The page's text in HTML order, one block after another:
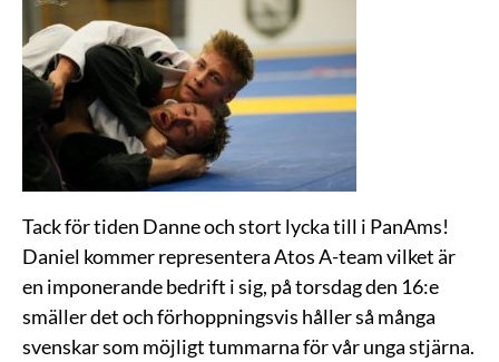
Tack för tiden Danne och stort lycka till i PanAms!
Daniel kommer representera Atos A-team vilket är
en imponerande bedrift i sig, på torsdag den 16:e
smäller det och förhoppningsvis håller så många
svenskar som möjligt tummarna för vår unga stjärna.